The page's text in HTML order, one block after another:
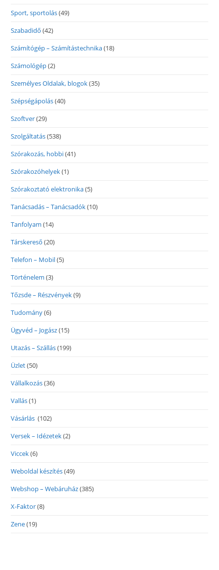
Sport, sportolás(49)
Szabadidő (42)
Számítógép – Számítástechnika(18)
Számológép(2)
Személyes Oldalak, blogok(35)
Szépségápolás(40)
Szoftver(29)
Szolgáltatás(538)
Szórakozás, hobbi(41)
Szórakozóhelyek(1)
Szórakoztató elektronika(5)
Tanácsadás – Tanácsadók(10)
Tanfolyam (14)
Társkereső (20)
Telefon – Mobil(5)
Történelem (3)
Tőzsde – Részvények(9)
Tudomány(6)
Ügyvéd – Jogász(15)
Utazás – Szállás(199)
Üzlet(50)
Vállalkozás(36)
Vallás(1)
Vásárlás (102)
Versek – Idézetek(2)
Viccek(6)
Weboldal készítés(49)
Webshop – Webáruház(385)
X-Faktor(8)
Zene(19)